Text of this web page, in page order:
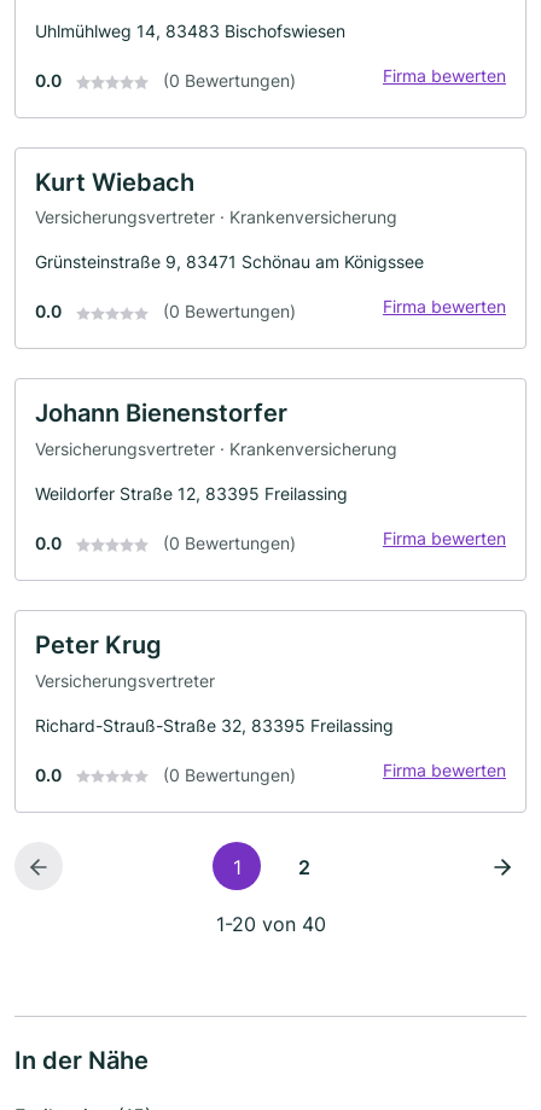
Uhlmühlweg 14, 83483 Bischofswiesen
0.0 (0 Bewertungen) Firma bewerten
Kurt Wiebach
Versicherungsvertreter · Krankenversicherung
Grünsteinstraße 9, 83471 Schönau am Königssee
0.0 (0 Bewertungen) Firma bewerten
Johann Bienenstorfer
Versicherungsvertreter · Krankenversicherung
Weildorfer Straße 12, 83395 Freilassing
0.0 (0 Bewertungen) Firma bewerten
Peter Krug
Versicherungsvertreter
Richard-Strauß-Straße 32, 83395 Freilassing
0.0 (0 Bewertungen) Firma bewerten
1 2
1-20 von 40
In der Nähe